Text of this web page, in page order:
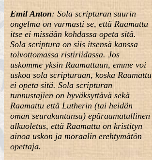
Emil Anton: Sola scripturan suurin
ongelma on varmasti se, että Raamattu
itse ei missään kohdassa opeta sitä.
Sola scriptura on siis itsensä kanssa
toivottomassa ristiriidassa. Jos
uskomme yksin Raamattuun, emme voi
uskoa sola scripturaan, koska Raamattu
ei opeta sitä. Sola scripturan
tunnustajien on hyväksyttävä sekä
Raamattu että Lutherin (tai heidän
oman seurakuntansa) epäraamatullinen
alkuoletus, että Raamattu on kristityn
ainoa uskon ja moraalin erehtymätön
opettaja.